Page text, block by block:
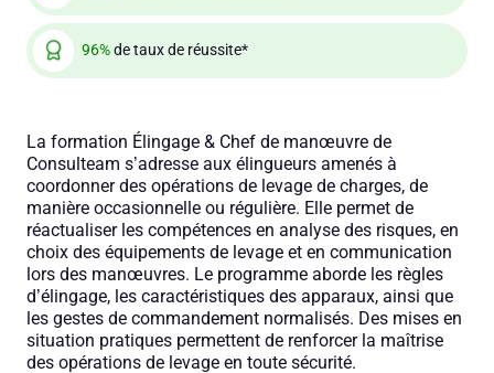
96%de taux de réussite*
La formation Élingage & Chef de manœuvre de
Consulteam s’adresse aux élingueurs amenés à
coordonner des opérations de levage de charges, de
manière occasionnelle ou régulière. Elle permet de
réactualiser les compétences en analyse des risques, en
choix des équipements de levage et en communication
lors des manœuvres. Le programme aborde les règles
d’élingage, les caractéristiques des apparaux, ainsi que
les gestes de commandement normalisés. Des mises en
situation pratiques permettent de renforcer la maîtrise
des opérations de levage en toute sécurité.